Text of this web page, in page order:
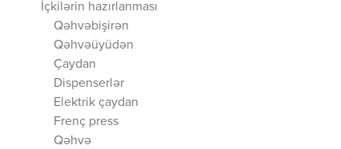
İçkilərin hazırlanması
Qəhvəbişirən
Qəhvəüyüdən
Çaydan
Dispenserlər
Elektrik çaydan
Frenç press
Qəhvə